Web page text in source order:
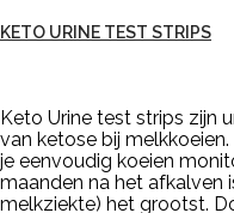
KETO URINE TEST STRIPS
Keto Urine test strips zijn
van ketose bij
je eenvoudig koeien
maanden na het afkalven
melkziekte) het grootst.